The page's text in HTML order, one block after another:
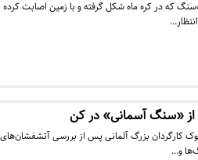
که در کره ماه شکل گرفته و با زمین اصابت کرده
از «سنگ آسمانی» در کن
کارگردان بزرگ آلمانی پس از بررسی
و…